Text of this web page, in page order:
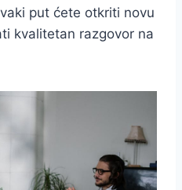
put ćete otkriti novu
kvalitetan razgovor na